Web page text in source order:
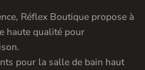
Réflex Boutique propose à
haute qualité pour
pour la salle de bain haut